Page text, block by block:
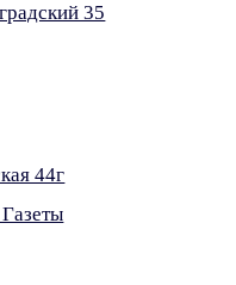
35
44г